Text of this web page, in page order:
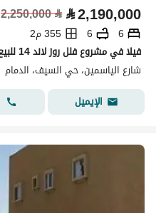
⃁2,190,000
⃁
2,250,000
6
6
355 م2
فيلا في مشروع فلل روز لاند 14 للبيع في السيف، الدمام
شارع الياسمين، حي السيف، الدمام
الإيميل